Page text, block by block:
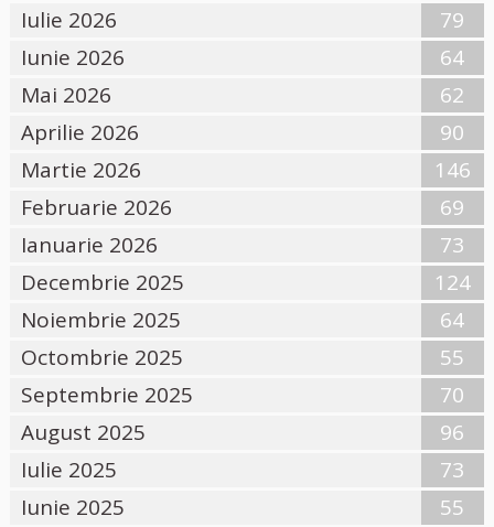
Iulie 2026
79
Iunie 2026
64
Mai 2026
62
Aprilie 2026
90
Martie 2026
146
Februarie 2026
69
Ianuarie 2026
73
Decembrie 2025
124
Noiembrie 2025
64
Octombrie 2025
55
Septembrie 2025
70
August 2025
96
Iulie 2025
73
Iunie 2025
55